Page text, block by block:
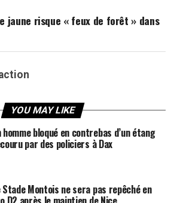
jaune risque « feux de forêt » dans
YOU MAY LIKE
homme bloqué en contrebas d’un étang
par des policiers à Dax
Stade Montois ne sera pas repêché en